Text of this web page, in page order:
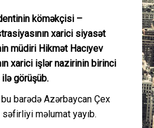
Gündəm
Cəmiyyət
Əlaqə
köməkçisi –
xarici siyasət
müdiri Hikmət Hacıyev
xarici işlər nazirinin birinci
görüşüb.
barədə Azərbaycan Çex
səfirliyi məlumat yayıb.